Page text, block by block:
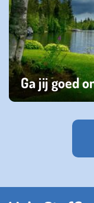
Ga jij goed